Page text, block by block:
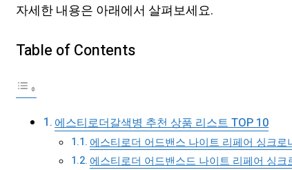
자세한 내용은 아래에서 살펴보세요.
Table of Contents
에스티로더갈색병 추천 상품 리스트 TOP 10
에스티로더 어드밴스 나이트 리페어 싱크
에스티로더 어드밴스드 나이트 리페어 싱